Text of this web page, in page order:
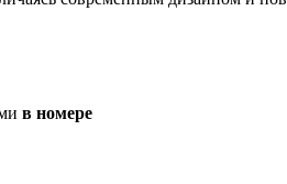
в номере